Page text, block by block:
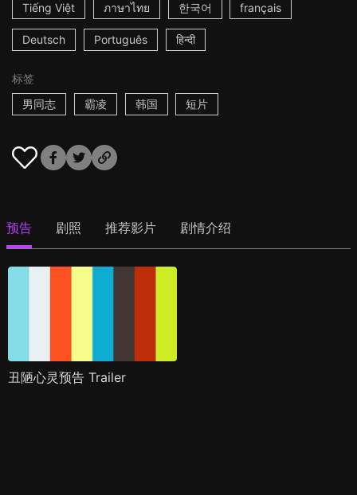
Tiếng Việt ภาษาไทย 한국어 français
Deutsch Português हिन्दी
标签
男同志
霸凌 韩国 短片
预告 剧照 推荐影片 剧情介绍
丑陋心灵预告 Trailer